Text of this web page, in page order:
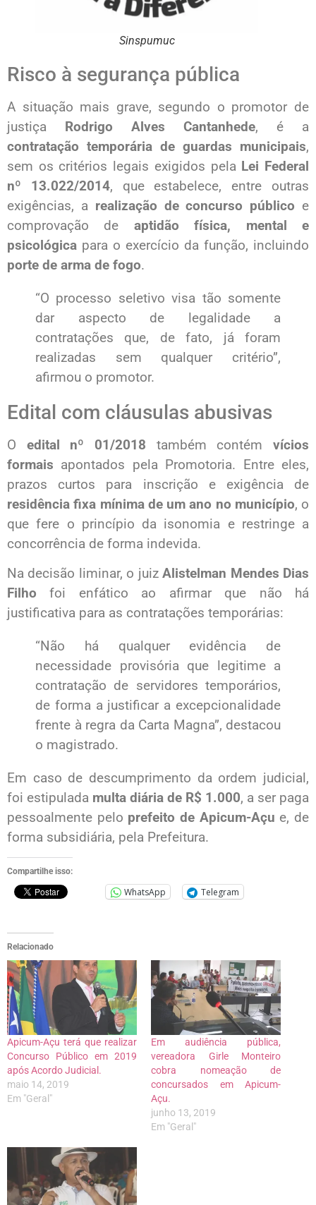
Sinspumuc
Risco à segurança pública
A situação mais grave, segundo o promotor de
justiça Rodrigo Alves Cantanhede, é a
contratação temporária de guardas municipais,
sem os critérios legais exigidos pela Lei Federal
nº 13.022/2014, que estabelece, entre outras
exigências, a realização de concurso público e
comprovação de aptidão física, mental e
psicológica para o exercício da função, incluindo
porte de arma de fogo.
“O processo seletivo visa tão somente
dar aspecto de legalidade a
contratações que, de fato, já foram
realizadas sem qualquer critério”,
afirmou o promotor.
Edital com cláusulas abusivas
O edital nº 01/2018 também contémvícios
formais apontados pela Promotoria. Entre eles,
prazos curtos para inscrição e exigência de
residência fixa mínima de um ano no município, o
que fere o princípio da isonomia e restringe a
concorrência de forma indevida.
Na decisão liminar, o juizAlistelman Mendes Dias
Filho foi enfático ao afirmar que não há
justificativa para as contratações temporárias:
“Não há qualquer evidência de
necessidade provisória que legitime a
contratação de servidores temporários,
de forma a justificar a excepcionalidade
frente à regra da Carta Magna”, destacou
o magistrado.
Em caso de descumprimento da ordem judicial,
foi estipulada multa diária de R$ 1.000, a ser paga
pessoalmente pelo prefeito de Apicum-Açu e, de
forma subsidiária, pela Prefeitura.
Compartilhe isso:
WhatsApp Telegram
Relacionado
Apicum-Açu terá que realizar
Concurso Público em 2019
após Acordo Judicial.
maio 14, 2019
Em "Geral"
Em audiência pública,
vereadora Girle Monteiro
cobra nomeação de
concursados em Apicum-
Açu.
junho 13, 2019
Em "Geral"